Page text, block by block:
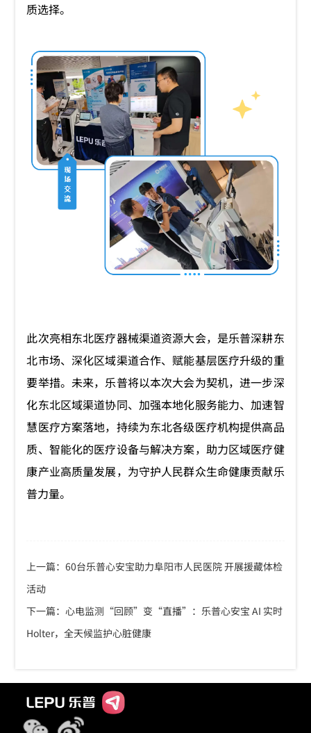
质选择。
此次亮相东北医疗器械渠道资源大会，是乐普深耕东
北市场、深化区域渠道合作、赋能基层医疗升级的重
要举措。未来，乐普将以本次大会为契机，进一步深
化东北区域渠道协同、加强本地化服务能力、加速智
慧医疗方案落地，持续为东北各级医疗机构提供高品
质、智能化的医疗设备与解决方案，助力区域医疗健
康产业高质量发展，为守护人民群众生命健康贡献乐
普力量。
上一篇：60台乐普心安宝助力阜阳市人民医院 开展援藏体检
活动
下一篇：心电监测“回顾”变“直播”：乐普心安宝 AI 实时
Holter，全天候监护心脏健康